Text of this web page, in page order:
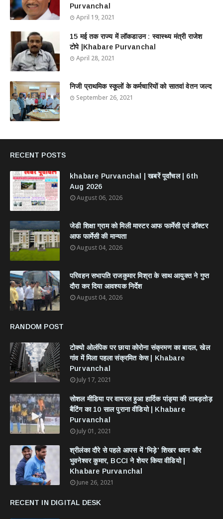
Purvanchal
April 19, 2021
15 मई तक राज्य में लॉकडाउन : स्वास्थ्य मंत्री राजेश
टोपे |Khabare Purvanchal
April 28, 2021
निजी प्राथमिक स्कूलों के कर्मचारियों को सातवां वेतन जल्द
September 26, 2021
RECENT POSTS
khabare Purvanchal | खबरें पूर्वांचल | 6th
Aug 2026
August 06, 2026
जेडी शिक्षा ग्राम को मिली मास्टर आफ फार्मेसी एवं डॉक्टर
आफ फार्मेसी की मान्यता
August 04, 2026
परिवहन सभापति राजकुमार मिश्रा के साथ आयुक्त ने गुप्त
दौरा कर दिया आवश्यक निर्देश
August 04, 2026
RANDOM POST
टोक्यो ओलंपिक पर छाया कोरोना संक्रमण का बादल, खेल
गांव में मिला पहला संक्रमित केस | Khabare
Purvanchal
July 17, 2021
सोशल मीडिया पर वायरल हुआ हार्दिक पांड्या की ताबड़तोड़
बैटिंग का 10 साल पुराना वीडियो | Khabare
Purvanchal
July 01, 2021
श्रीलंका दौरे से पहले आपस में 'भिड़े' शिखर धवन और
भुवनेश्वर कुमार, BCCI ने शेयर किया वीडियो |
Khabare Purvanchal
June 26, 2021
RECENT IN DIGITAL DESK